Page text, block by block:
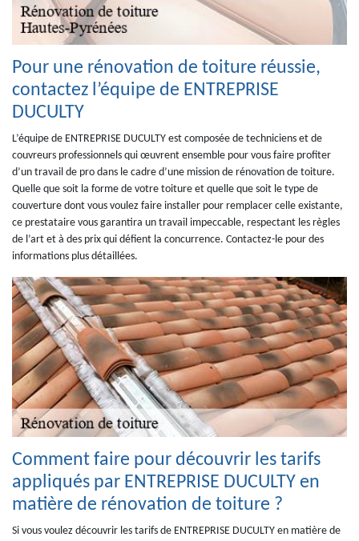
Pour une rénovation de toiture réussie,
contactez l’équipe de ENTREPRISE
DUCULTY
L’équipe de ENTREPRISE DUCULTY est composée de techniciens et de
couvreurs professionnels qui œuvrent ensemble pour vous faire profiter
d’un travail de pro dans le cadre d’une mission de rénovation de toiture.
Quelle que soit la forme de votre toiture et quelle que soit le type de
couverture dont vous voulez faire installer pour remplacer celle existante,
ce prestataire vous garantira un travail impeccable, respectant les règles
de l’art et à des prix qui défient la concurrence. Contactez-le pour des
informations plus détaillées.
Comment faire pour découvrir les tarifs
appliqués par ENTREPRISE DUCULTY en
matière de rénovation de toiture ?
Si vous voulez découvrir les tarifs de ENTREPRISE DUCULTY en matière de